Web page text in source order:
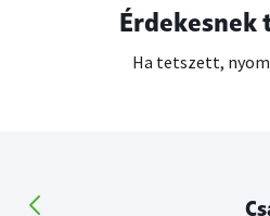
Érdekesnek
Ha tetszett,